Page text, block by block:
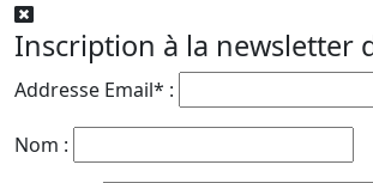
Inscription à la newsletter
Addresse Email* :
Nom :